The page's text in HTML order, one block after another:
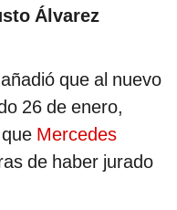
Álvarez
añadió que al nuevo
26 de enero,
Mercedes
de haber jurado